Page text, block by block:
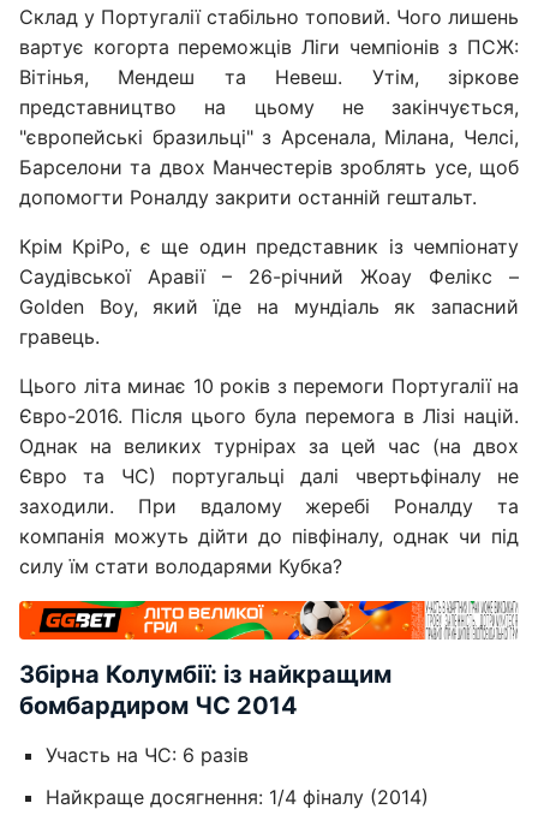
Склад у Португалії стабільно топовий. Чого лишень
вартує когорта переможців Ліги чемпіонів з ПСЖ:
Вітінья, Мендеш та Невеш. Утім, зіркове
представництво на цьому не закінчується,
"європейські бразильці" з Арсенала, Мілана, Челсі,
Барселони та двох Манчестерів зроблять усе, щоб
допомогти Роналду закрити останній гештальт.
Крім КріРо, є ще один представник із чемпіонату
Саудівської Аравії – 26-річний Жоау Фелікс –
Golden Boy, який їде на мундіаль як запасний
гравець.
Цього літа минає 10 років з перемоги Португалії на
Євро-2016. Після цього була перемога в Лізі націй.
Однак на великих турнірах за цей час (на двох
Євро та ЧС) португальці далі чвертьфіналу не
заходили. При вдалому жеребі Роналду та
компанія можуть дійти до півфіналу, однак чи під
силу їм стати володарями Кубка?
Збірна Колумбії: із найкращим
бомбардиром ЧС 2014
Участь на ЧС: 6 разів
Найкраще досягнення: 1/4 фіналу (2014)